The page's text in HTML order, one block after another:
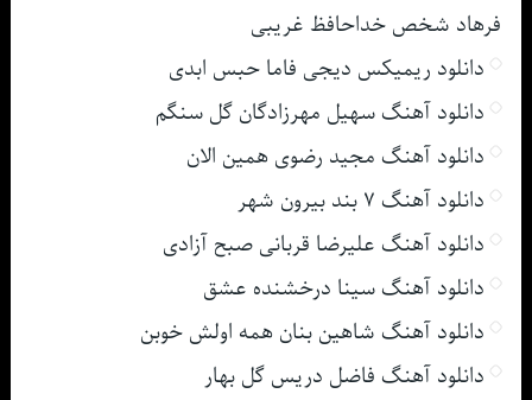
فرهاد شخص خداحافظ غریبی
دانلود ریمیکس دیجی فاما حبس ابدی
دانلود آهنگ سهیل مهرزادگان گل سنگم
دانلود آهنگ مجید رضوی همین الان
دانلود آهنگ ۷ بند بیرون شهر
دانلود آهنگ علیرضا قربانی صبح آزادی
دانلود آهنگ سینا درخشنده عشق
دانلود آهنگ شاهین بنان همه اولش خوبن
دانلود آهنگ فاضل دریس گل بهار